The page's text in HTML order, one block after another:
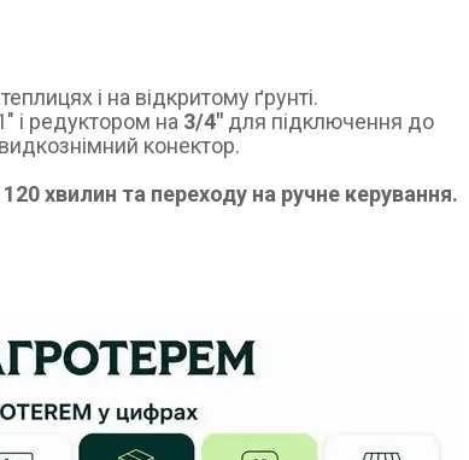
і на відкритому ґрунті.
і редуктором на 3/4" для підключення до
конектор.
хвилин та переходу на ручне керування.